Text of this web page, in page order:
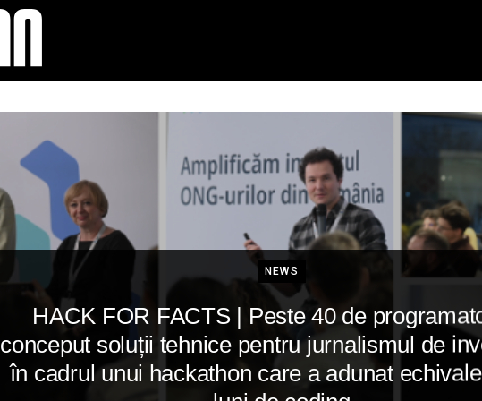
LEARN
UPGRADE 100 Live
Read
Watch
Listen
NEWS
HACK FOR FACTS | Peste 40 de
conceput soluții tehnice pentru jurnalismul de
în cadrul unui hackathon care a adunat